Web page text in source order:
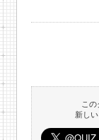
こ
新し